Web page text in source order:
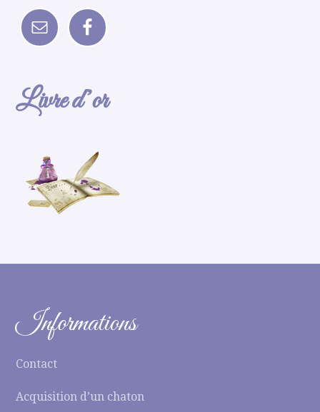
Livre d’or
Informations
Contact
Acquisition d’un chaton